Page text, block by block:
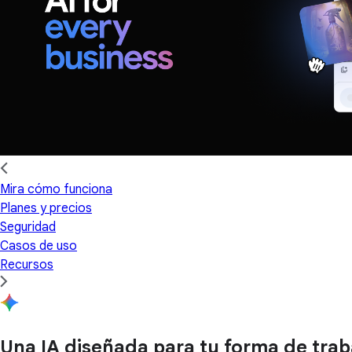
Mira cómo funciona
Planes y precios
Seguridad
Casos de uso
Recursos
Una IA diseñada para tu forma de